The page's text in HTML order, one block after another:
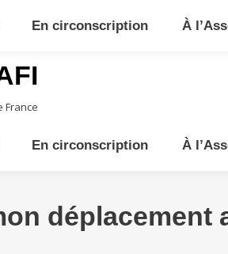
France
En circonscription À
déplacement
En circonscription À